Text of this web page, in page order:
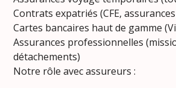
Contrats expatriés (CFE,
Cartes bancaires haut de gamme
Assurances professionnelles
détachements)
Notre rôle avec assureurs :